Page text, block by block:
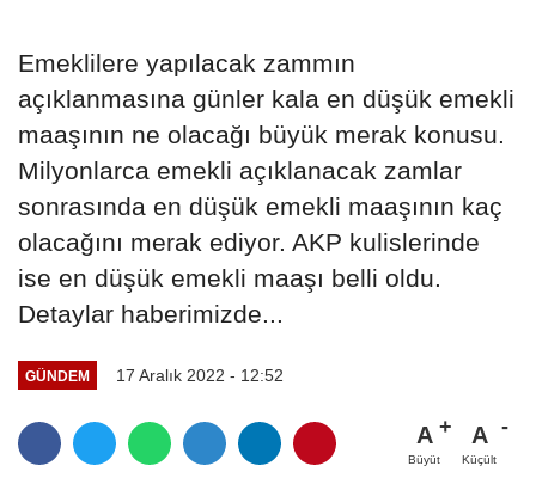
Emeklilere yapılacak zammın
açıklanmasına günler kala en düşük emekli
maaşının ne olacağı büyük merak konusu.
Milyonlarca emekli açıklanacak zamlar
sonrasında en düşük emekli maaşının kaç
olacağını merak ediyor. AKP kulislerinde
ise en düşük emekli maaşı belli oldu.
Detaylar haberimizde...
GÜNDEM 17 Aralık 2022 - 12:52
A
Büyüt
A
Küçült